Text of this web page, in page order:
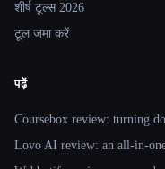
शीर्ष टूल्स 2026
टूल जमा करें
पढ़ें
Coursebox review: turning
Lovo AI review: an all-in-